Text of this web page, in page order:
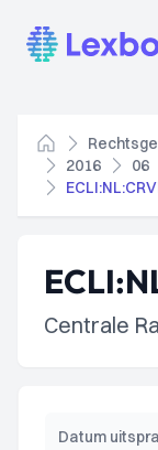
Lexboost
Home2016
06
Centrale
Datum